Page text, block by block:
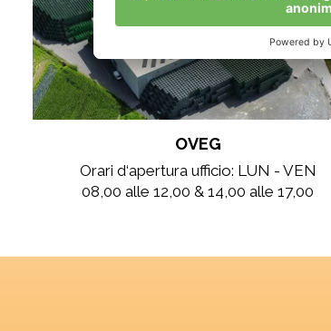
OVEG
Orari d‘apertura ufficio: LUN - VEN
08,00 alle 12,00 & 14,00 alle 17,00